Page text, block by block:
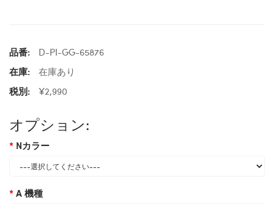
品番:
D-PI-GG-65876
在庫:
在庫あり
税別:
¥2,990
オプション:
Nカラー
A 機種